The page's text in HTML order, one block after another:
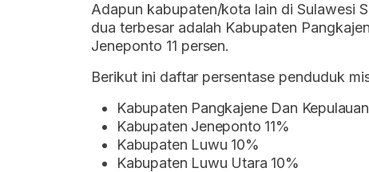
Adapun kabupaten/kota lain di Sulawesi
dua terbesar adalah Kabupaten
Jeneponto 11 persen.
Berikut ini daftar persentase penduduk
Kabupaten Pangkajene Dan Kepulauan
Kabupaten Jeneponto 11%
Kabupaten Luwu 10%
Kabupaten Luwu Utara 10%